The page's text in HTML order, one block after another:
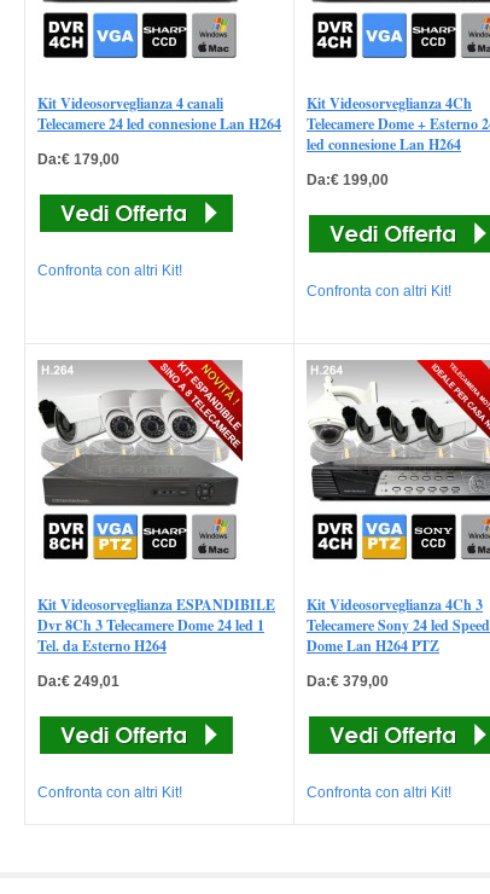
Kit Videosorveglianza 4 canali
Telecamere 24 led connesione Lan H264
Da:€ 179,00
Confronta con altri Kit!
Kit Videosorveglianza 4Ch
Telecamere Dome + Esterno
led connesione Lan H264
Da:€ 199,00
Confronta con altri Kit!
Kit Videosorveglianza ESPANDIBILE
Dvr 8Ch 3 Telecamere Dome 24 led 1
Tel. da Esterno H264
Da:€ 249,01
Confronta con altri Kit!
Kit Videosorveglianza 4Ch 3
Telecamere Sony 24 led Speed
Dome Lan H264 PTZ
Da:€ 379,00
Confronta con altri Kit!